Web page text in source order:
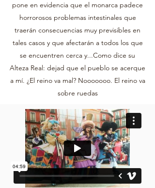
pone en evidencia que el monarca padece
horrorosos problemas intestinales que
traerán consecuencias muy previsibles en
tales casos y que afectarán a todos los que
se encuentren cerca y...Como dice su
Alteza Real: dejad que el pueblo se acerque
a mí. ¿El reino va mal? Nooooooo. El reino va
sobre ruedas